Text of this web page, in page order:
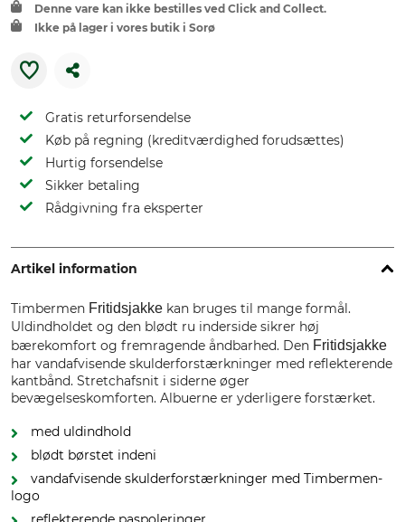
Denne vare kan ikke bestilles ved Click and Collect.
Ikke på lager i vores butik i Sorø
Gratis returforsendelse
Køb på regning (kreditværdighed forudsættes)
Hurtig forsendelse
Sikker betaling
Rådgivning fra eksperter
Artikel information
Timbermen Fritidsjakke kan bruges til mange formål.
Uldindholdet og den blødt ru inderside sikrer høj
bærekomfort og fremragende åndbarhed. Den Fritidsjakke
har vandafvisende skulderforstærkninger med reflekterende
kantbånd. Stretchafsnit i siderne øger
bevægelseskomforten. Albuerne er yderligere forstærket.
med uldindhold
blødt børstet indeni
vandafvisende skulderforstærkninger med Timbermen-
logo